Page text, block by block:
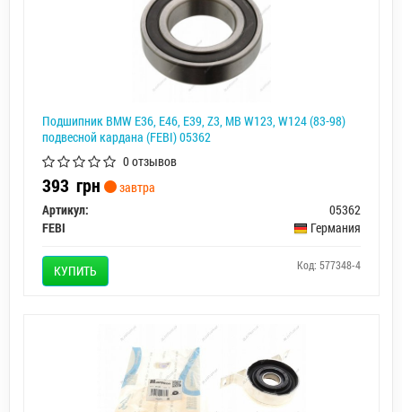
Подшипник BMW E36, E46, E39, Z3, MB W123, W124 (83-98)
подвесной кардана (FEBI) 05362
0 отзывов
393 грн
завтра
Артикул:
05362
FEBI
Германия
КУПИТЬ Код: 577348-4